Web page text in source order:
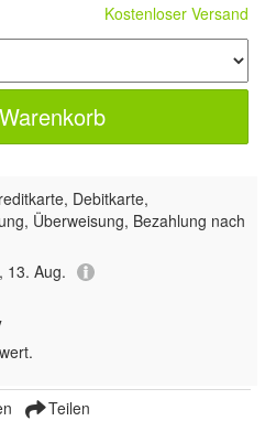
Kostenloser Versand
Debitkarte,
Überweisung, Bezahlung nach
13. Aug.
Teilen